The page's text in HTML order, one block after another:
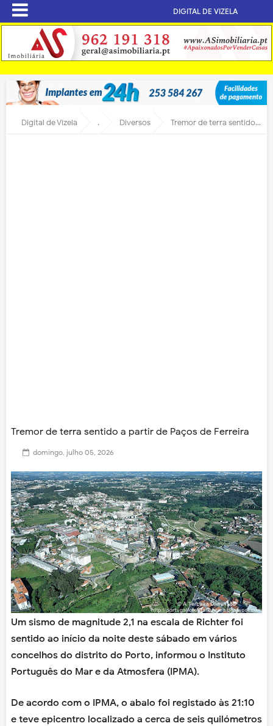
DIGITAL DE VIZELA
Digital de Vizela . Diversos Tremor de terra sentido a partir de Paços de Ferreira
Tremor de terra sentido a partir de Paços de Ferreira
domingo, julho 05, 2026
Um sismo de magnitude 2,1 na escala de Richter foi
sentido ao início da noite deste sábado em vários
concelhos do distrito do Porto, informou o Instituto
Português do Mar e da Atmosfera (IPMA).
De acordo com o IPMA, o abalo foi registado às 21:10
e teve epicentro localizado a cerca de seis quilómetros